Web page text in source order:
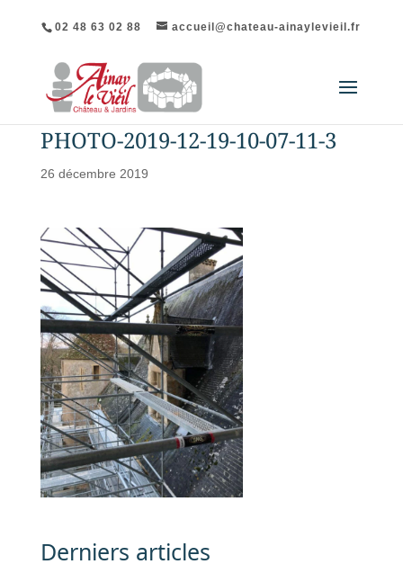
02 48 63 02 88 accueil@chateau-ainaylevieil.fr
PHOTO-2019-12-19-10-07-11-3
26 décembre 2019
Derniers articles